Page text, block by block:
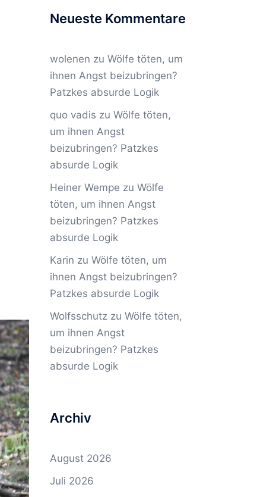
Neueste Kommentare
wolenen zu Wölfe töten, um
ihnen Angst beizubringen?
Patzkes absurde Logik
quo vadis zu Wölfe töten,
um ihnen Angst
beizubringen? Patzkes
absurde Logik
Heiner Wempe zu Wölfe
töten, um ihnen Angst
beizubringen? Patzkes
absurde Logik
Karin zu Wölfe töten, um
ihnen Angst beizubringen?
Patzkes absurde Logik
Wolfsschutzzu Wölfe töten,
um ihnen Angst
beizubringen? Patzkes
absurde Logik
Archiv
August 2026
Juli 2026